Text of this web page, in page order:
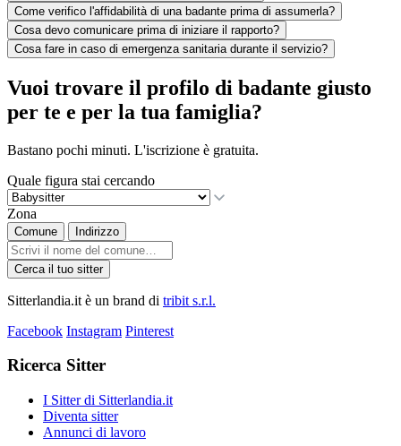
Come verifico l'affidabilità di una badante prima di assumerla?
Cosa devo comunicare prima di iniziare il rapporto?
Cosa fare in caso di emergenza sanitaria durante il servizio?
Vuoi trovare il profilo di badante giusto
per te e per la tua famiglia?
Bastano pochi minuti. L'iscrizione è gratuita.
Quale figura stai cercando
Zona
Comune Indirizzo
Cerca il tuo sitter
Sitterlandia.it è un brand di tribit s.r.l.
Facebook Instagram Pinterest
Ricerca Sitter
I Sitter di Sitterlandia.it
Diventa sitter
Annunci di lavoro